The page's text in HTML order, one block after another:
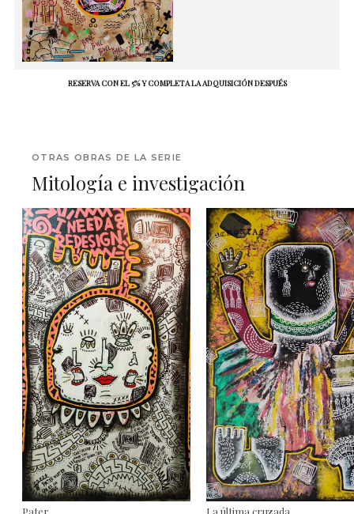
RESERVA CON EL 5% Y COMPLETA LA ADQUISICIÓN DESPUÉS
OTRAS OBRAS DE LA SERIE
Mitología e investigación